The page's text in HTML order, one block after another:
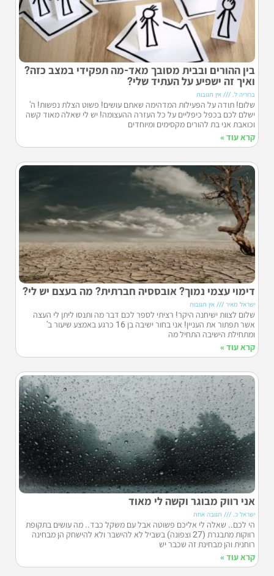
בין ההורים ובבית מסובך מאד-מה תפקידי במצב כזה?
ואיך זה ישפיע על העתיד שלי?
ברוריה ל. אין תגובות
שלום! תודה על הפעילות המדהימה שאתם עושים! פשוט הצלת נפשות! ה'
ישלם לכם בכפל כיפליים על כל העזרה ההעצומה! יש לי שאלה מאוד קשה
וכואבת אני בת להורים מקסימים ומיוחדים
קרא עוד »
דימוי עצמי נמוך? אובססיה חברתית? מה בעצם יש לי?
ישראל מאיר אין תגובות
שלום לצוות ישיחנה היקר! רציתי לספר לכם דבר מה ותנסו ליתן לי העצה
אשר תפתור את העניין! אני בחור ישיבה בן 16 כרגע באמצע שיעור ב'
ומתחילת הישיבה התחיל מה
קרא עוד »
אני רווק מבוגר וקשה לי מאוד
ישראל כ. תגובה אחת
הי לכם.. שאלה לי אליכם פשוטה אבל עם משקל כבד.. מה עושים בתקופת
רווקות מתבגרת (27 וצפונה) בשביל לא להישבר ולא להישחק הן מבחינה
רוחנית והן מבחינת זה שכבר יש
קרא עוד »